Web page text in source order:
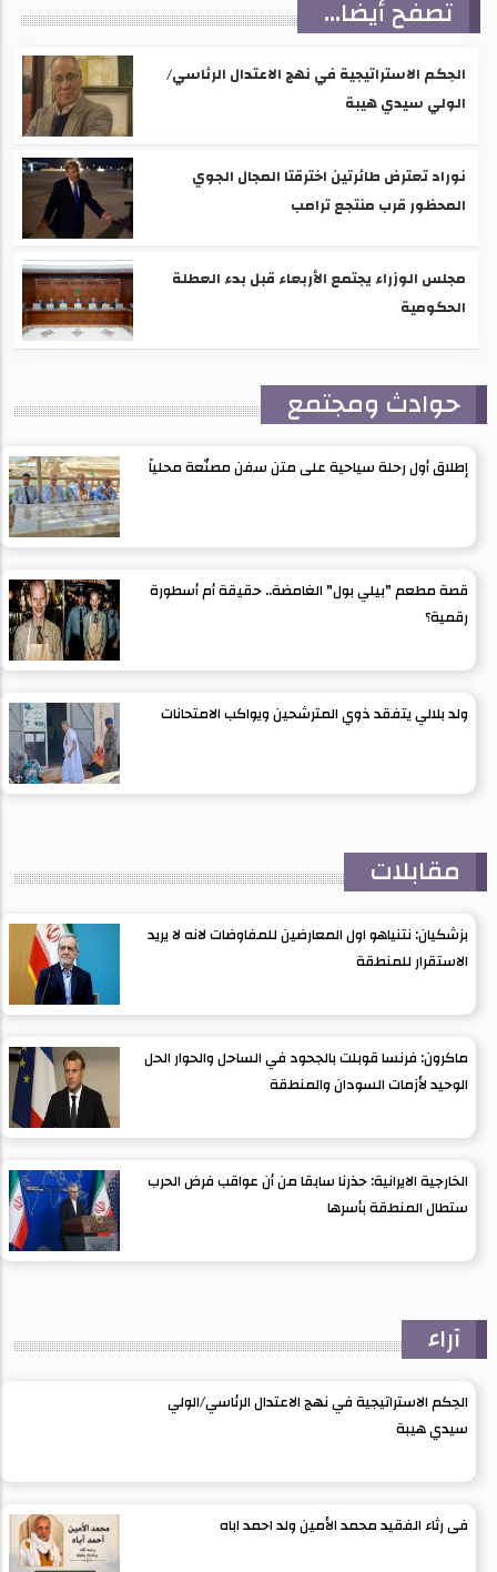
تصفح أيضا...
الحِكم الاستراتيجية في نهج الاعتدال الرئاسي/
الولي سيدي هيبة
نوراد تعترض طائرتين اخترقتا المجال الجوي
المحظور قرب منتجع ترامب
مجلس الوزراء يجتمع الأربعاء قبل بدء العطلة
الحكومية
حوادث ومجتمع
إطلاق أول رحلة سياحية على متن سفن مصنّعة محلياً
قصة مطعم "بيلي بول" الغامضة.. حقيقة أم أسطورة
رقمية؟
ولد بلالي يتفقد ذوي المترشحين ويواكب الامتحانات
مقابلات
بزشكيان: نتنياهو اول المعارضين للمفاوضات لانه لا يريد
الاستقرار للمنطقة
ماكرون: فرنسا قوبلت بالجحود في الساحل والحوار الحل
الوحيد لأزمات السودان والمنطقة
الخارجية الايرانية: حذرنا سابقا من أن عواقب فرض الحرب
ستطال المنطقة بأسرها
آراء
الحِكم الاستراتيجية في نهج الاعتدال الرئاسي/الولي
سيدي هيبة
فى رثاء الفقيد محمد الأمين ولد احمد اباه